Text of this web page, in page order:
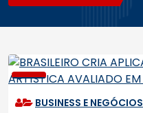
BUSINESS E NEGÓCIOS